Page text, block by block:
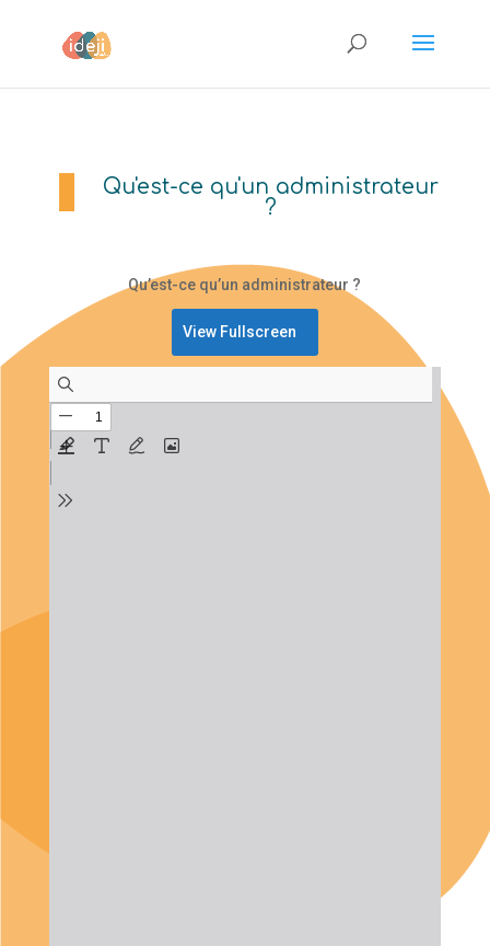
Qu'est-ce qu'un administrateur
?
Qu’est-ce qu’un administrateur ?
View Fullscreen